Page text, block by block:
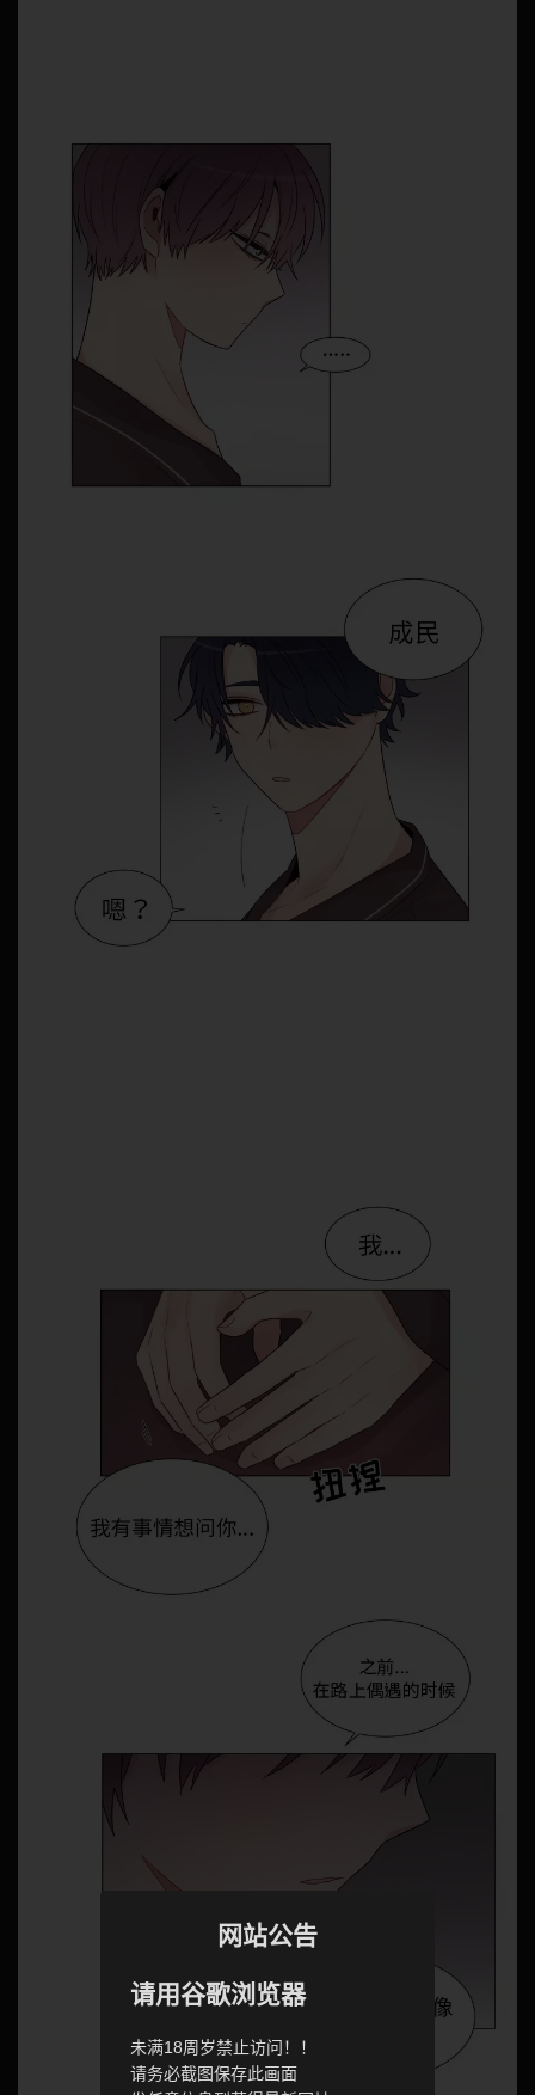
网站公告
请用谷歌浏览器
未满18周岁禁止访问！！
请务必截图保存此画面